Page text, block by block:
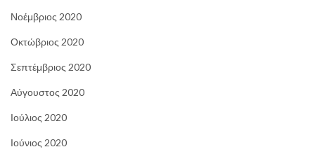
Νοέμβριος 2020
Οκτώβριος 2020
Σεπτέμβριος 2020
Αύγουστος 2020
Ιούλιος 2020
Ιούνιος 2020